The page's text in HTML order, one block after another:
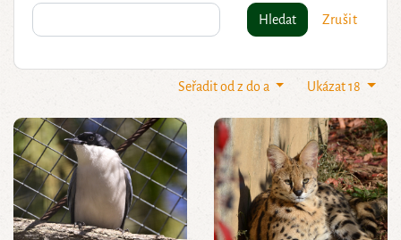
Hledat Zrušit
Ukázat 18
Seřadit od z do a